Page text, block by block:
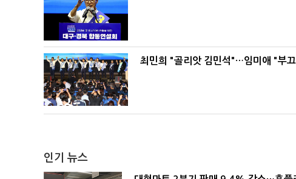
최민희 "골리앗 김민석"…임미애 "부
인기 뉴스